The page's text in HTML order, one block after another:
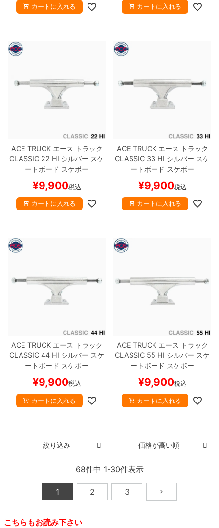
カートに入れる カートに入れる
ACE TRUCKエース トラック
CLASSIC 22 HI シルバー スケ
ートボード スケボー
¥9,900税込
カートに入れる
ACE TRUCKエース トラック
CLASSIC 33 HI シルバー スケ
ートボード スケボー
¥9,900税込
カートに入れる
ACE TRUCKエース トラック
CLASSIC 44 HI シルバー スケ
ートボード スケボー
¥9,900税込
カートに入れる
ACE TRUCKエース トラック
CLASSIC 55 HI シルバー スケ
ートボード スケボー
¥9,900税込
カートに入れる
絞り込み 価格が高い順
68件中 1-30件表示
1 2 3
こちらもお読み下さい